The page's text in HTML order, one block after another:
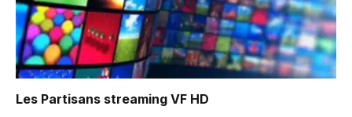
Les Partisans streaming VF HD